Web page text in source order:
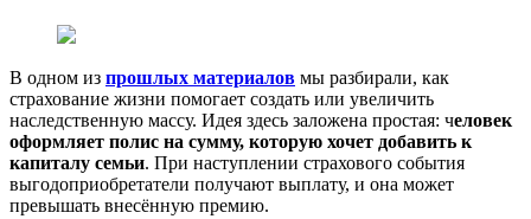
В одном из прошлых материалов мы разбирали, как
страхование жизни помогает создать или увеличить
наследственную массу. Идея здесь заложена простая: человек
оформляет полис на сумму, которую хочет добавить к
капиталу семьи. При наступлении страхового события
выгодоприобретатели получают выплату, и она может
превышать внесённую премию.